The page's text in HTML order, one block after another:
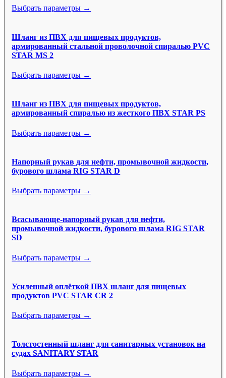
Выбрать параметры →
Шланг из ПВХ для пищевых продуктов,
армированный стальной проволочной спиралью PVC
STAR MS 2
Выбрать параметры →
Шланг из ПВХ для пищевых продуктов,
армированный спиралью из жесткого ПВХ STAR PS
Выбрать параметры →
Напорный рукав для нефти, промывочной жидкости,
бурового шлама RIG STAR D
Выбрать параметры →
Всасывающе-напорный рукав для нефти,
промывочной жидкости, бурового шлама RIG STAR
SD
Выбрать параметры →
Усиленный оплёткой ПВХ шланг для пищевых
продуктов PVC STAR CR 2
Выбрать параметры →
Толстостенный шланг для санитарных установок на
судах SANITARY STAR
Выбрать параметры →